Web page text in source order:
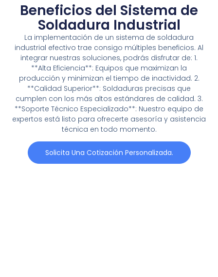
Beneficios del Sistema de
Soldadura Industrial
La implementación de un sistema de soldadura
industrial efectivo trae consigo múltiples beneficios. Al
integrar nuestras soluciones, podrás disfrutar de: 1.
**Alta Eficiencia**: Equipos que maximizan la
producción y minimizan el tiempo de inactividad. 2.
**Calidad Superior**: Soldaduras precisas que
cumplen con los más altos estándares de calidad. 3.
**Soporte Técnico Especializado**: Nuestro equipo de
expertos está listo para ofrecerte asesoría y asistencia
técnica en todo momento.
Solicita Una Cotización Personalizada.